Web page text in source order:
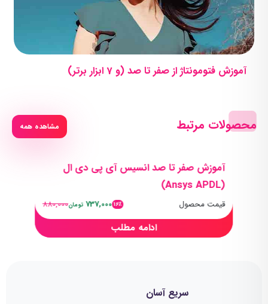
سریع آسان
آموزش فتومونتاژ از صفر تا صد (و 7 ابزار برتر)
محصولات مرتبط مشاهده همه
آموزش صفر تا صد انسیس آی پی دی ال
(Ansys APDL)
قیمت محصول 16٪ 737,000 تومان880,000
ادامه مطلب